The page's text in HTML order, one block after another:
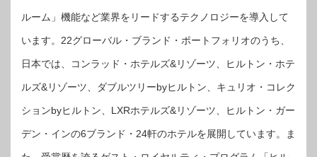
ルーム」機能など業界をリードするテクノロジーを導入して
います。22グローバル・ブランド・ポートフォリオのうち、
日本では、コンラッド・ホテルズ&リゾーツ、ヒルトン・ホテ
ルズ&リゾーツ、ダブルツリーbyヒルトン、キュリオ・コレク
ションbyヒルトン、LXRホテルズ&リゾーツ、ヒルトン・ガー
デン・インの6ブランド・24軒のホテルを展開しています。ま